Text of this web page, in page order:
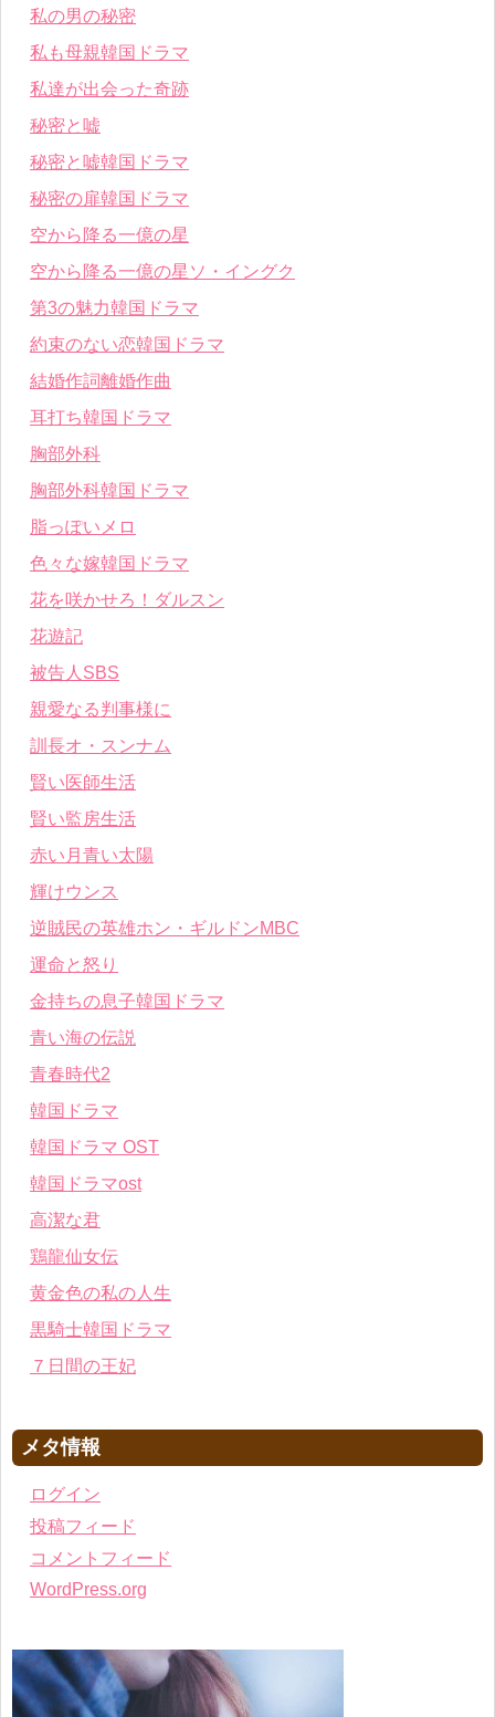
私の男の秘密
私も母親韓国ドラマ
私達が出会った奇跡
秘密と嘘
秘密と嘘韓国ドラマ
秘密の扉韓国ドラマ
空から降る一億の星
空から降る一億の星ソ・イングク
第3の魅力韓国ドラマ
約束のない恋韓国ドラマ
結婚作詞離婚作曲
耳打ち韓国ドラマ
胸部外科
胸部外科韓国ドラマ
脂っぽいメロ
色々な嫁韓国ドラマ
花を咲かせろ！ダルスン
花遊記
被告人SBS
親愛なる判事様に
訓長オ・スンナム
賢い医師生活
賢い監房生活
赤い月青い太陽
輝けウンス
逆賊民の英雄ホン・ギルドンMBC
運命と怒り
金持ちの息子韓国ドラマ
青い海の伝説
青春時代2
韓国ドラマ
韓国ドラマ OST
韓国ドラマost
高潔な君
鶏龍仙女伝
黄金色の私の人生
黒騎士韓国ドラマ
７日間の王妃
メタ情報
ログイン
投稿フィード
コメントフィード
WordPress.org